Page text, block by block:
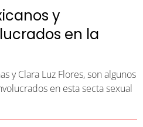
y
en la
y Clara Luz Flores, son algunos
en esta secta sexual